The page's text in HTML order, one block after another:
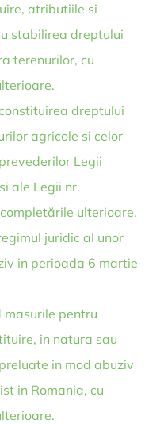
atributiile si
stabilirea dreptului
terenurilor, cu
dreptului
agricole si celor
Legii
ale Legii nr.
ulterioare.
juridic al unor
in perioada 6 martie
pentru
in natura sau
in mod abuziv
in Romania, cu